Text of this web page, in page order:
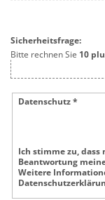
Sicherheitsfrage:
Bitte rechnen Sie 10
Datenschutz *
Ich stimme zu,
Beantwortung
Weitere